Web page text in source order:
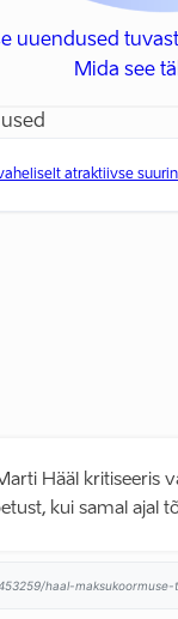
uuendused
Mida see
atraktiivse
Hääl kritiseeris
kui samal ajal
haal-